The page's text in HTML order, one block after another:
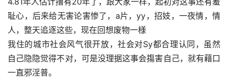
耻心，后来给无害论害惨了，a片，yy，招妓，一夜情，情
人，整天追逐这些，现在回想废物一様
我住的城市社会风气很开放，社会对Sy都合理认同，虽然
自己隐隐觉得不对，可是没理据这事会摥害自己，就有藉口
一直邪淫普。